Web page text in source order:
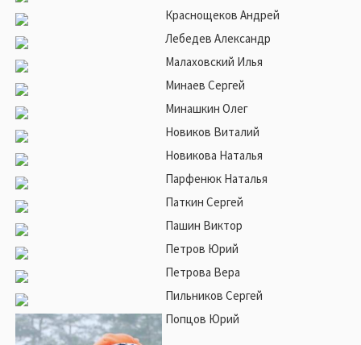
Краснощеков Андрей
Лебедев Александр
Малаховский Илья
Минаев Сергей
Минашкин Олег
Новиков Виталий
Новикова Наталья
Парфенюк Наталья
Паткин Сергей
Пашин Виктор
Петров Юрий
Петрова Вера
Пильников Сергей
Попцов Юрий